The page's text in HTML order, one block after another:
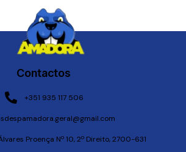
Contactos
+351 935 117 506
Proença Nº 10, 2º Direito, 2700-631